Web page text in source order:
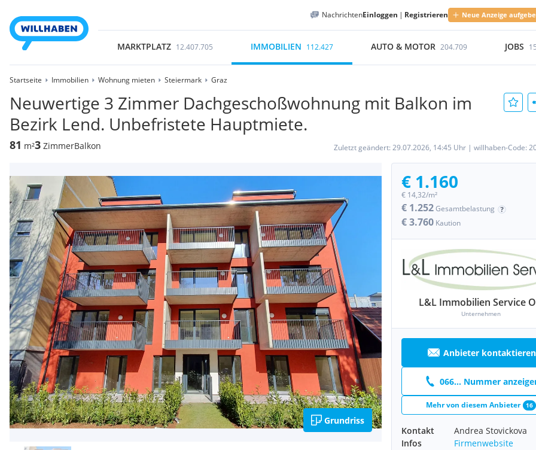
NachrichtenEinloggen | Registrieren Neue Anzeige
MARKTPLATZ 12.407.705 IMMOBILIEN 112.427 AUTO & MOTOR 204.709 JOBS
Startseite Immobilien Wohnung mieten Steiermark Graz
Neuwertige 3 Zimmer Dachgeschoßwohnung mit Balkon im
Bezirk Lend. Unbefristete Hauptmiete.
81 m²3 ZimmerBalkon Zuletzt geändert: 29.07.2026, 14:45 Uhr | willhaben-Code:
Grundriss
€ 1.160
€ 14,32/m²
€ 1.252Gesamtbelastung
€ 3.760 Kaution
L&L Immobilien Service
Unternehmen
Anbieter kontaktieren
066... Nummer
Mehr von diesem Anbieter 16
Kontakt
Andrea Stovickova
Infos
Firmenwebsite